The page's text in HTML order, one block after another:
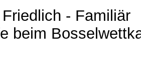
- Familiär
beim